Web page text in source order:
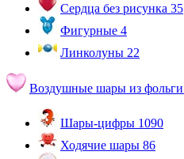
Сердца без рисунка 35
Фигурные 4
Линколуны 22
Воздушные шары из фольги
Шары-цифры 1090
Ходячие шары 86